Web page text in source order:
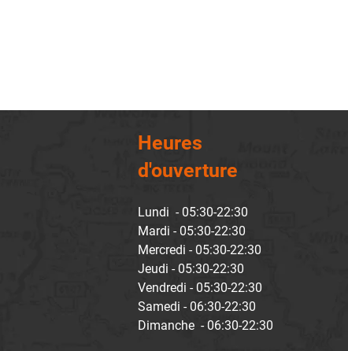
Heures
d'ouverture
Lundi - 05:30-22:30
Mardi - 05:30-22:30
Mercredi - 05:30-22:30
Jeudi - 05:30-22:30
Vendredi - 05:30-22:30
Samedi - 06:30-22:30
Dimanche - 06:30-22:30